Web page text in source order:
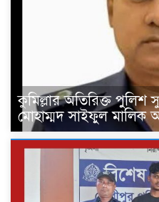
কুমিল্লার অতিরিক্ত পুলিশ
মোহাম্মদ সাইফুল মালিক